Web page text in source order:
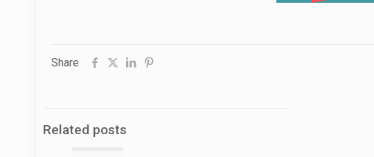
Share
Related posts